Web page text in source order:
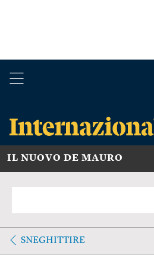
IL NUOVO DE MAURO
SNEGHITTIRE